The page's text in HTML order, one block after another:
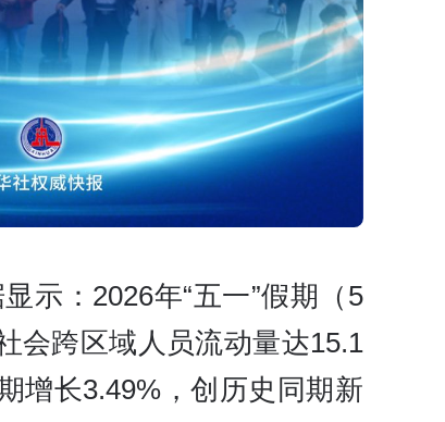
示：2026年“五一”假期（5
会跨区域人员流动量达15.1
增长3.49%，创历史同期新